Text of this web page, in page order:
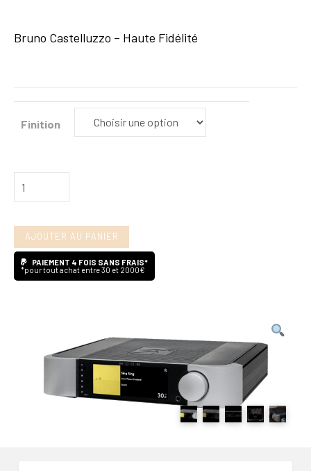
Bruno Castelluzzo – Haute Fidélité
Finition
quantité
de
Compass
491
AJOUTER AU PANIER
PAIEMENT 4 FOIS SANS FRAIS*
*pour tout achat entre 30 et 2000€